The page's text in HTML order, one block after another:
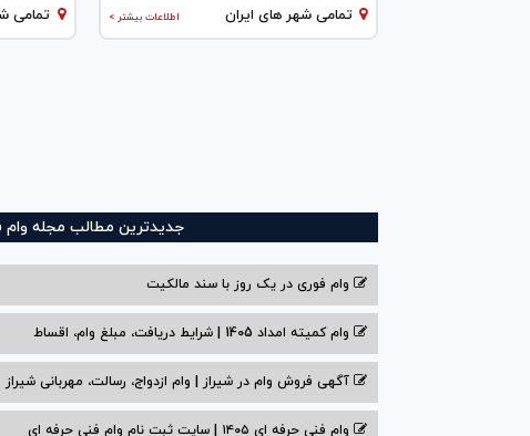
اطلاعات بیشتر > تمامی شهر های ایران تمامی
جدیدترین مطالب مجله وام
وام فوری در یک روز با سند مالکیت
وام کمیته امداد 1405 | شرایط دریافت، مبلغ وام، اقساط
آگهی فروش وام در شیراز | وام ازدواج، رسالت، مهربانی شیراز
وام فنی حرفه ای ۱۴۰۵ | سایت ثبت نام وام فنی حرفه ای